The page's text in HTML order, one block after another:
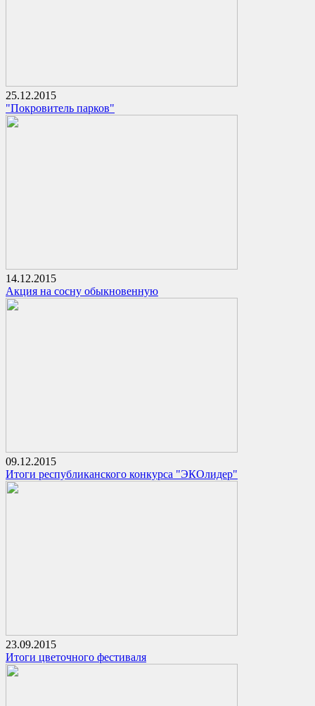
25.12.2015
"Покровитель парков"
14.12.2015
Акция на сосну обыкновенную
09.12.2015
Итоги республиканского конкурса "ЭКОлидер"
23.09.2015
Итоги цветочного фестиваля